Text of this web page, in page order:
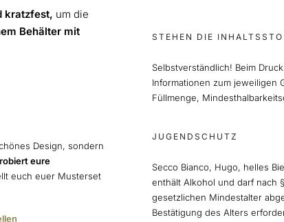
kratzfest, um die
Behälter mit
Design, sondern
eure
euch euer Musterset
STEHEN DIE
Selbstverständlich! Beim
Informationen zum jeweiligen
Füllmenge,
JUGENDSCHUTZ
Secco Bianco, Hugo, helles
enthält Alkohol und darf nach
gesetzlichen Mindestalter
Bestätigung des Alters